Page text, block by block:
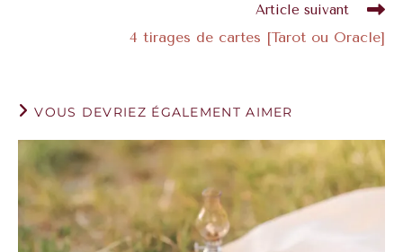
Article suivant
4 tirages de cartes [Tarot ou Oracle]
VOUS DEVRIEZ ÉGALEMENT AIMER